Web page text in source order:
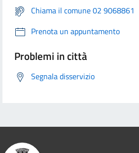
Chiama il comune 02 9068861
Prenota un appuntamento
Problemi in città
Segnala disservizio